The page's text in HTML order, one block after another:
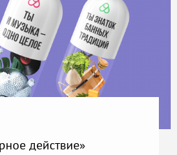
действие»